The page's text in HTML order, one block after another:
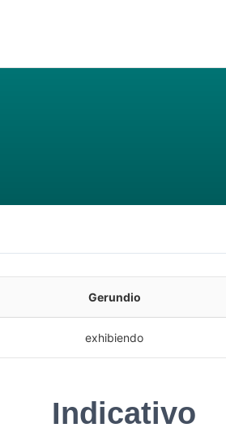
Gerundio
exhibiendo
Indicativo